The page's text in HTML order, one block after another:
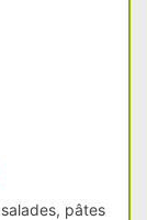
pâtes